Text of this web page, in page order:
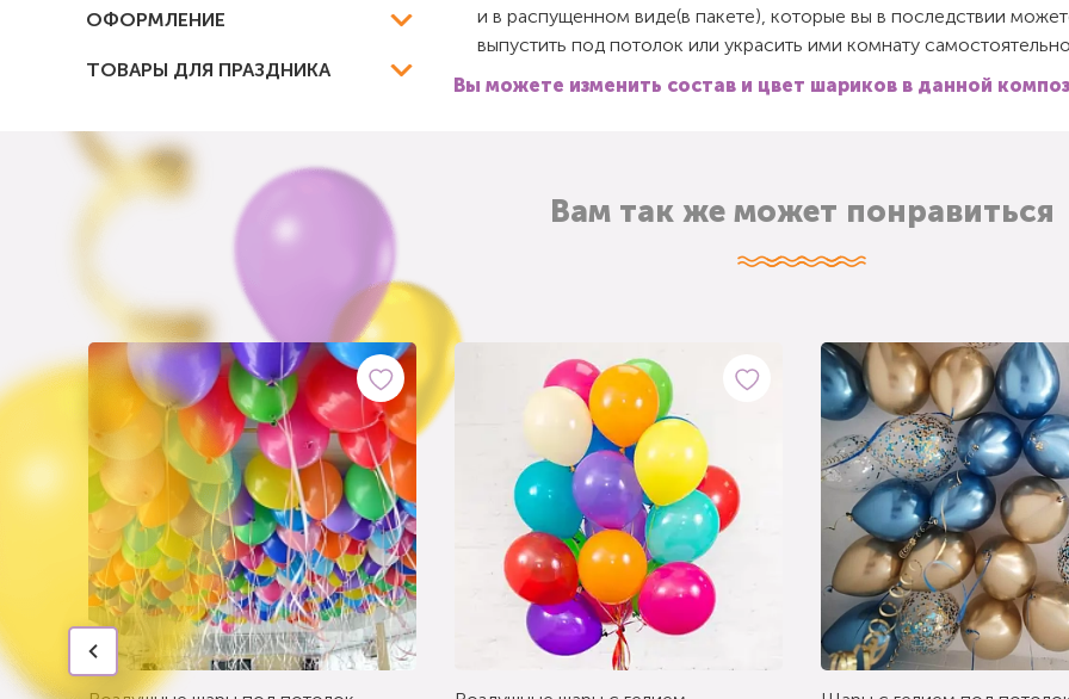
ОФОРМЛЕНИЕ
ТОВАРЫ ДЛЯ ПРАЗДНИКА
и в распущенном виде(в пакете), которые вы в последствии
выпустить под потолок или украсить ими комнату
Вы можете изменить состав и цвет шариков в данной
Вам так же может понравиться